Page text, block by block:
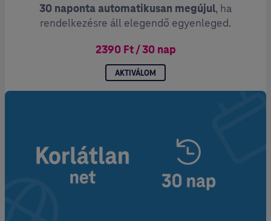
30 naponta automatikusan megújul, ha
rendelkezésre áll elegendő egyenleged.
2390 Ft / 30 nap
AKTIVÁLOM